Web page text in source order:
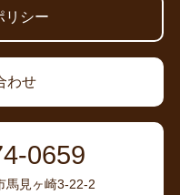
リシー
わせ
0659
馬見ヶ崎3-22-2